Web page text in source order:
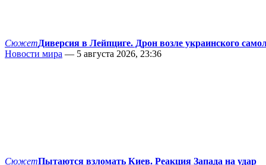
СюжетДиверсия в Лейпциге. Дрон возле украинского
Новости мира — 5 августа 2026, 23:36
СюжетПытаются взломать Киев. Реакция Запада на удар